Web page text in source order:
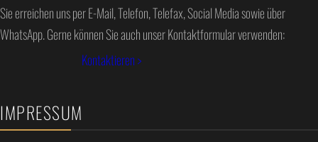
Sie erreichen uns per E-Mail, Telefon, Telefax, Social Media sowie über
WhatsApp. Gerne können Sie auch unser Kontaktformular verwenden:
Kontaktieren >
IMPRESSUM